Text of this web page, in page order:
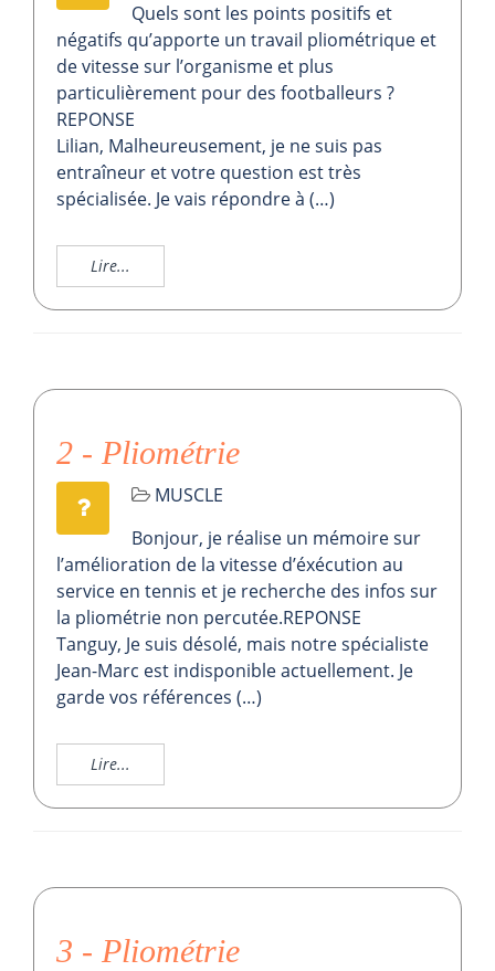
Quels sont les points positifs et
négatifs qu’apporte un travail pliométrique et
de vitesse sur l’organisme et plus
particulièrement pour des footballeurs ?
REPONSE
Lilian, Malheureusement, je ne suis pas
entraîneur et votre question est très
spécialisée. Je vais répondre à (…)
Lire...
2 - Pliométrie
MUSCLE
Bonjour, je réalise un mémoire sur
l’amélioration de la vitesse d’éxécution au
service en tennis et je recherche des infos sur
la pliométrie non percutée.REPONSE
Tanguy, Je suis désolé, mais notre spécialiste
Jean-Marc est indisponible actuellement. Je
garde vos références (…)
Lire...
3 - Pliométrie